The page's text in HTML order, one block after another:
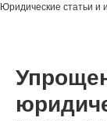
Юридические статьи